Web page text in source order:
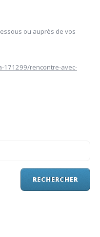
ou auprès de vos
171299/rencontre-avec-